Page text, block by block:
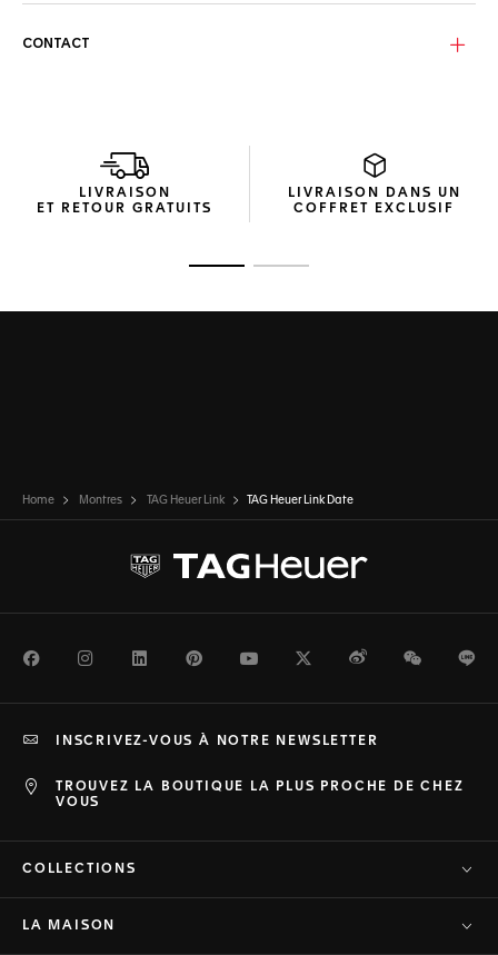
CONTACT
LIVRAISON
ET RETOUR GRATUITS
LIVRAISON DANS UN
COFFRET EXCLUSIF
Home Montres TAG Heuer Link TAG Heuer Link Date
FacebookInstagramLinkedInPinterestYoutubeTwitterWeiboWeChat
TROUVEZ LA BOUTIQUE LA PLUS PROCHE DE CHEZ
VOUS
INSCRIVEZ-VOUS À NOTRE NEWSLETTER
COLLECTIONS
LA MAISON